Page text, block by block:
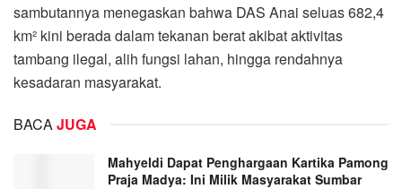
sambutannya menegaskan bahwa DAS Anai seluas 682,4
km² kini berada dalam tekanan berat akibat aktivitas
tambang ilegal, alih fungsi lahan, hingga rendahnya
kesadaran masyarakat.
BACAJUGA
Mahyeldi Dapat Penghargaan Kartika Pamong
Praja Madya: Ini Milik Masyarakat Sumbar